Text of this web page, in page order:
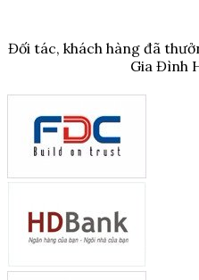
Đối tác, khách hàng đã
Gia Đình